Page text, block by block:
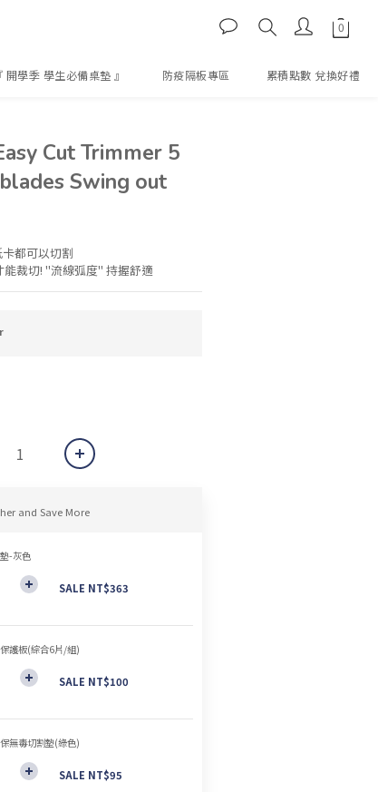
開學季 學生必備桌墊 』 防疫隔板專區 累積點數 兌換好禮
Cut Trimmer 5
Swing out
都可以切割
裁切! "流線弧度" 持握舒適
and Save More
-灰色
SALE NT$363
護板(綜合6片/組)
SALE NT$100
無毒切割墊(綠色)
SALE NT$95